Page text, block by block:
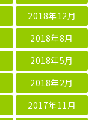
2018年12月
2018年8月
2018年5月
2018年2月
2017年11月